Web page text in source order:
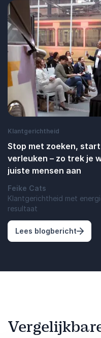
Klantgerichtheid
Stop met zoeken,
verleuken – zo trek je
juiste mensen aan
Feike Cats
Klantgerichtheid met
resultaat
Lees blogbericht: Stop